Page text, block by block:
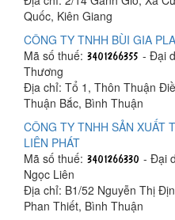
Quốc, Kiên Giang
CÔNG TY TNHH BÙI GIA
Mã số thuế:
- Đại
Thương
Địa chỉ: Tổ 1, Thôn Thuận
Thuận Bắc, Bình Thuận
CÔNG TY TNHH SẢN XUẤT
LIÊN PHÁT
Mã số thuế:
- Đại
Ngọc Liên
Địa chỉ: B1/52 Nguyễn Thị
Phan Thiết, Bình Thuận